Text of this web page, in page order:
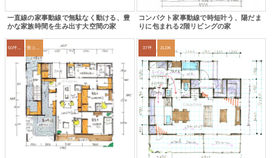
一直線の家事動線で無駄なく動ける、豊
かな家族時間を生み出す大空間の家
コンパクト家事動線で時短叶う、陽だま
りに包まれる2階リビングの家
37坪 2LDK